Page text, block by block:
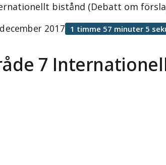
bistånd (Debatt om
7
2017 1 timme 57 minuter 5